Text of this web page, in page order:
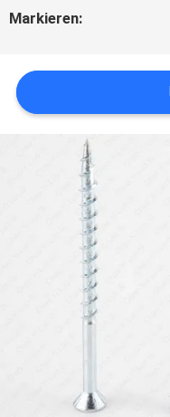
NACHRICHTEN
FORDERN
SIE EIN
ZITAT
SITEMAP
PRIVACY
POLICY
Markieren: